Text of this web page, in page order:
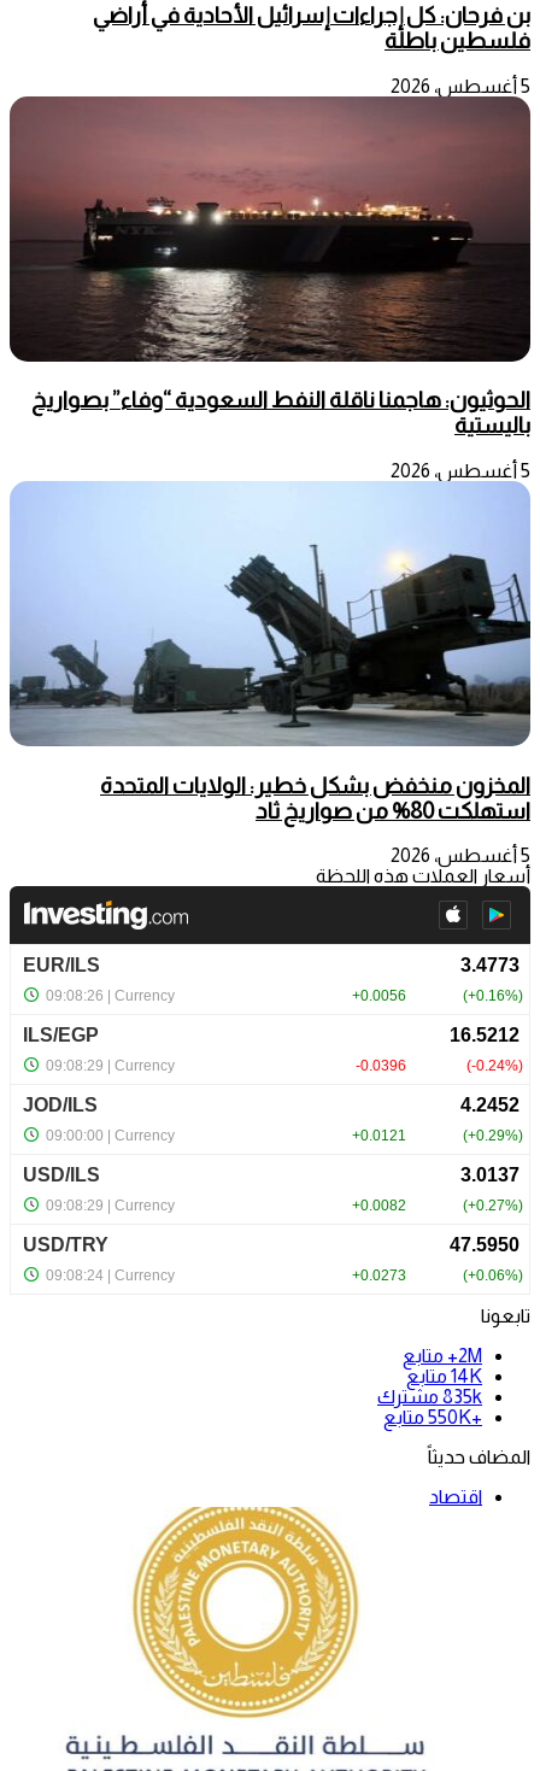
بن فرحان: كل إجراءات إسرائيل الأحادية في أراضي
فلسطين باطلة
5 أغسطس، 2026
الحوثيون: هاجمنا ناقلة النفط السعودية “وفاء” بصواريخ
باليستية
5 أغسطس، 2026
المخزون منخفض بشكل خطير: الولايات المتحدة
استهلكت 80% من صواريخ ثاد
5 أغسطس، 2026
أسعار العملات هذه اللحظة
تابعونا
2M+
متابع
14K متابع
835k مشترك
+550K
متابع
المضاف حديثاً
اقتصاد